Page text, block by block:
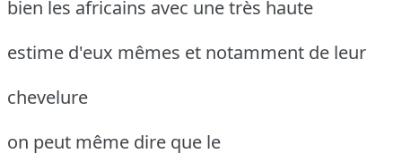
bien les africains avec une très haute
estime d'eux mêmes et notamment de leur
chevelure
on peut même dire que le